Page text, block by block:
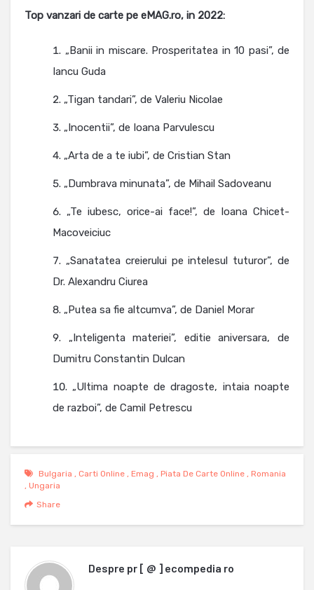
Top vanzari de carte pe eMAG.ro, in 2022:
„Banii in miscare. Prosperitatea in 10 pasi”, de
Iancu Guda
„Tigan tandari”, de Valeriu Nicolae
„Inocentii”, de Ioana Parvulescu
„Arta de a te iubi”, de Cristian Stan
„Dumbrava minunata”, de Mihail Sadoveanu
„Te iubesc, orice-ai face!”, de Ioana Chicet-
Macoveiciuc
„Sanatatea creierului pe intelesul tuturor”, de
Dr. Alexandru Ciurea
„Putea sa fie altcumva”, de Daniel Morar
„Inteligenta materiei”, editie aniversara, de
Dumitru Constantin Dulcan
„Ultima noapte de dragoste, intaia noapte
de razboi”, de Camil Petrescu
Bulgaria Carti Online Emag Piata De Carte Online
Romania
Ungaria
Share
Despre pr [ @ ] ecompedia ro